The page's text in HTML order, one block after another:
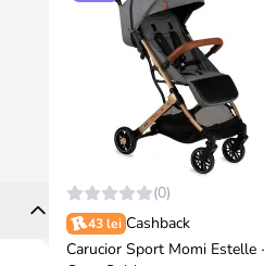
(0)
43 lei Cashback
Carucior Sport Momi Estelle